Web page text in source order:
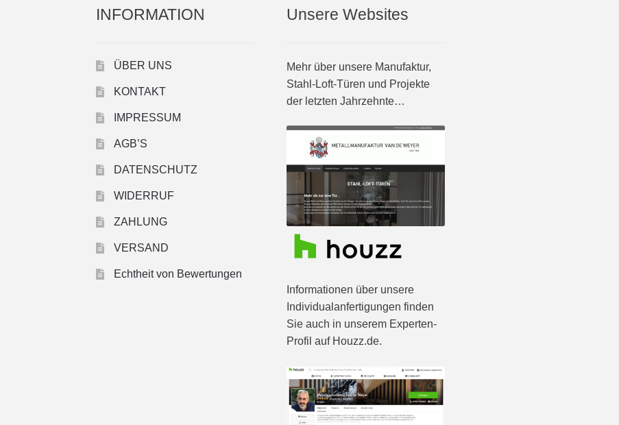
INFORMATION
ÜBER UNS
KONTAKT
IMPRESSUM
AGB’S
DATENSCHUTZ
WIDERRUF
ZAHLUNG
VERSAND
Echtheit von Bewertungen
Unsere Websites
Mehr über unsere Manufaktur,
Stahl-Loft-Türen und Projekte
der letzten Jahrzehnte…
Informationen über unsere
Individualanfertigungen finden
Sie auch in unserem Experten-
Profil auf Houzz.de.